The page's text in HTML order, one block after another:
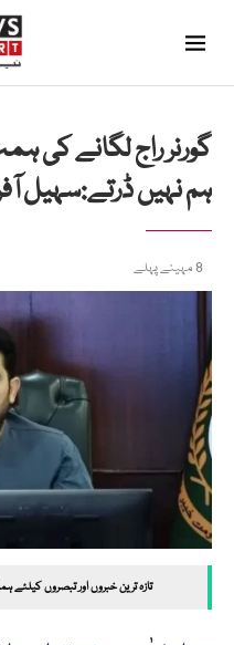
گورنر راج لگانے کی
ہم نہیں ڈرتے:سہیل
8 مہینے پہلے
تازہ ترین خبروں اور تبصروں کیلئے